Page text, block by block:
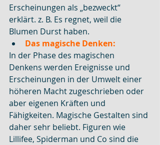
Erscheinungen als „bezweckt“
erklärt. z. B. Es regnet, weil die
Blumen Durst haben.
Das magische Denken:
In der Phase des magischen
Denkens werden Ereignisse und
Erscheinungen in der Umwelt einer
höheren Macht zugeschrieben oder
aber eigenen Kräften und
Fähigkeiten. Magische Gestalten sind
daher sehr beliebt. Figuren wie
Lillifee, Spiderman und Co sind die